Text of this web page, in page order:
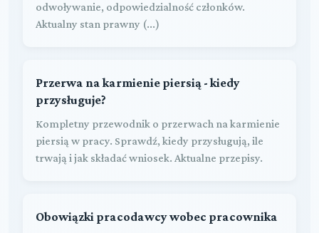
odwoływanie, odpowiedzialność członków.
Aktualny stan prawny (...)
Przerwa na karmienie piersią - kiedy
przysługuje?
Kompletny przewodnik o przerwach na karmienie
piersią w pracy. Sprawdź, kiedy przysługują, ile
trwają i jak składać wniosek. Aktualne przepisy.
Obowiązki pracodawcy wobec pracownika